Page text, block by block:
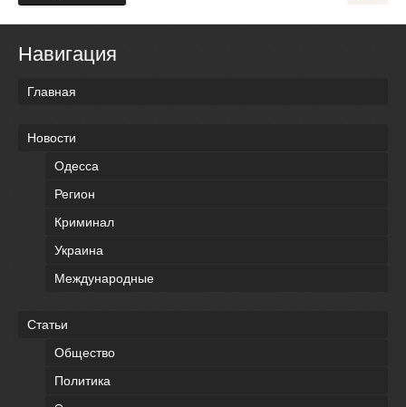
Навигация
Главная
Новости
Одесса
Регион
Криминал
Украина
Международные
Статьи
Общество
Политика